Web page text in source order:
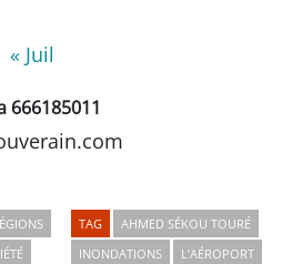
« Juil
666185011
TAG
AHMED SÉKOU TOURÉ
INONDATIONS
L’AÉROPORT